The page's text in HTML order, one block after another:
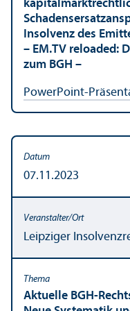
Insolvenz des
– EM.TV reloaded:
zum BGH –
PowerPoint-
07.11.2023
Leipziger
Aktuelle BGH-